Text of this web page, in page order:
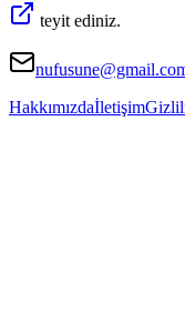
teyit ediniz.
Hakkımızdaİletişim